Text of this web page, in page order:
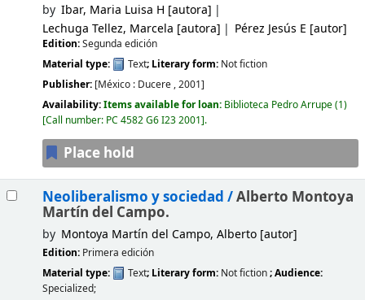
by Ibar, Maria Luisa H [autora]
Lechuga Tellez, Marcela [autora] Pérez Jesús E [autor]
Edition:Segunda edición
Material type:
Text; Literary form: Not fiction
Publisher: [México : Ducere ,2001]
Availability:Items available for loan: Biblioteca Pedro Arrupe(1)
Call number: PC 4582 G6 I23 2001 .
Place hold
Neoliberalismo y sociedad /Alberto Montoya
Martín del Campo.
by Montoya Martín del Campo, Alberto[autor]
Edition: Primera edición
Material type:
Text; Literary form: Not fiction; Audience:
Specialized;